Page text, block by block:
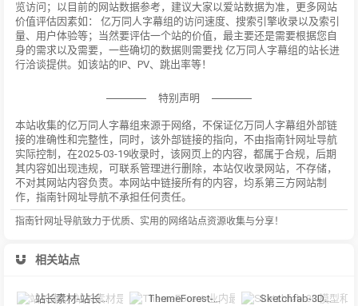
览访问；以目前的网站数据参考，建议大家以爱站数据为准，更多网站
价值评估因素如： 亿万同人字幕组的访问速度、搜索引擎收录以及索引
量、用户体验等；当然要评估一个站的价值，最主要还是需要根据您自
身的需求以及需要，一些确切的数据则需要找 亿万同人字幕组的站长进
行洽谈提供。如该站的IP、PV、跳出率等！
特别声明
本站收集的亿万同人字幕组来源于网络，不保证亿万同人字幕组外部链
接的准确性和完整性，同时，该外部链接的指向，不由指南针网址导航
实际控制，在2025-03-19收录时，该网页上的内容，都属于合规，后期
其内容如出现违规，可联系管理进行删除，本站仅收录网站，不存储，
不对其网站内容负责。本网站中链接所有的内容，均系第三方网站制
作，指南针网址导航不承担任何责任。
指南针网址导航致力于优质、实用的网络站点资源收集与分享！
相关站点
站长素材-站长素材是一家大型综合设计类素材网站，提供高清图片素材、PS ThemeForest-业内最大的网站模板和CMS主题商城之一 Sketchfab-3D模型和AR内容的在线展示和交易平台